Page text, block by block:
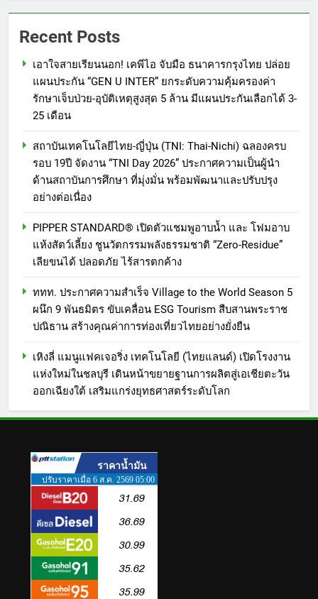
Recent Posts
เอาใจสายเรียนนอก! เคพีไอ จับมือ ธนาคารกรุงไทย ปล่อย
แผนประกัน “GEN U INTER” ยกระดับความคุ้มครองค่า
รักษาเจ็บป่วย-อุบัติเหตุสูงสุด 5 ล้าน มีแผนประกันเลือกได้ 3-
25 เดือน
สถาบันเทคโนโลยีไทย-ญี่ปุ่น (TNI: Thai-Nichi) ฉลองครบ
รอบ 19ปี จัดงาน “TNI Day 2026” ประกาศความเป็นผู้นำ
ด้านสถาบันการศึกษา ที่มุ่งมั่น พร้อมพัฒนาและปรับปรุง
อย่างต่อเนื่อง
PIPPER STANDARD® เปิดตัวแชมพูอาบน้ำ และ โฟมอาบ
แห้งสัตว์เลี้ยง ชูนวัตกรรมพลังธรรมชาติ “Zero-Residue”
เลียขนได้ ปลอดภัย ไร้สารตกค้าง
ททท. ประกาศความสำเร็จ Village to the World Season 5
ผนึก 9 พันธมิตร ขับเคลื่อน ESG Tourism สืบสานพระราช
ปณิธาน สร้างคุณค่าการท่องเที่ยวไทยอย่างยั่งยืน
เหิงลี่ แมนูแฟคเจอริ่ง เทคโนโลยี (ไทยแลนด์) เปิดโรงงาน
แห่งใหม่ในชลบุรี เดินหน้าขยายฐานการผลิตสู่เอเชียตะวัน
ออกเฉียงใต้ เสริมแกร่งยุทธศาสตร์ระดับโลก
Series จุดเริ่มต้นครั้งสำคัญ
7
434 วันแห่งการรอคอย มูลนิธิ
“เพจอีจัน” ส่งมอบ โรงเรียนเด็ก
ศึกษาธิการ ส่งต่อโอกาสทางการ
ศึกษาให้เด็กพิเศษกว่า 100 คน ใช้
เวลา 434 วัน เปลี่ยนพื้นที่ว่างเปล่า
8
Barter Connect ฉลอง 29 ปี เปิด
หนุน SME ไทยเติบโตไปด้วยกัน
1
ธนาคารกรุงไทย ปล่อยแผนประกัน
“GEN U INTER” ยกระดับความ
คุ้มครองค่ารักษาเจ็บป่วย-อุบัติเหตุ
3-25 เดือน
PR
สถาบันเทคโนโลยีไทย-ญี่ปุ่น (TNI:
Thai-Nichi) ฉลองครบรอบ 19ปี จัด
ความเป็นผู้นำด้านสถาบันการ
ปรับปรุงอย่างต่อเนื่อง
PIPPER STANDARD® เปิดตัว
แชมพูอาบน้ำ และ โฟมอาบแห้ง
สัตว์เลี้ยง ชูนวัตกรรมพลัง
PR
4
ททท. ประกาศความสำเร็จ Village
to the World Season 5 ผนึก 9
พันธมิตร ขับเคลื่อน ESG Tourism
PR